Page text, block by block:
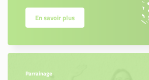
En savoir plus
Parrainage